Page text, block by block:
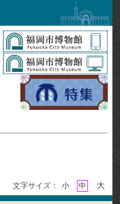
文字サイズ： 小 中 大